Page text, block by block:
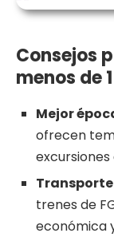
Consejos
menos de
Mejor
ofrecen
excursiones
trenes de
económica